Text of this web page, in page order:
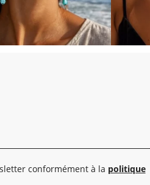
conformément à la politique